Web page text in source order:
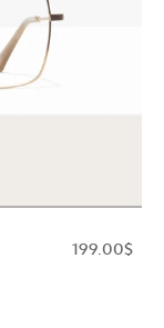
$199.00